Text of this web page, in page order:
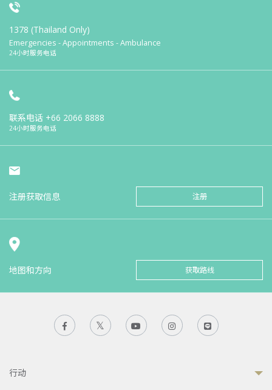
1378 (Thailand Only)
Emergencies - Appointments - Ambulance
24小时服务电话
联系电话 +66 2066 8888
24小时服务电话
注册获取信息 注册
地图和方向 获取路线
行动